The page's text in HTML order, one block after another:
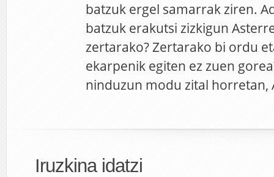
batzuk ergel samarrak ziren.
batzuk erakutsi zizkigun
zertarako? Zertarako bi ordu
ekarpenik egiten ez zuen
ninduzun modu zital horretan,
Iruzkina idatzi